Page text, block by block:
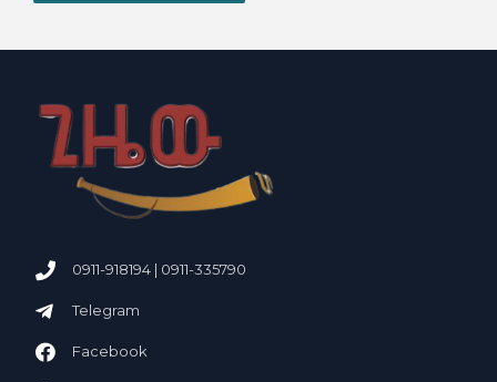
0911-918194 | 0911-335790
Telegram
Facebook